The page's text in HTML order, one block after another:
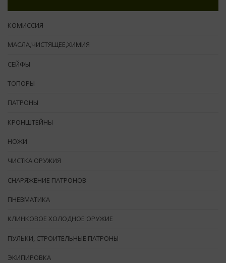
КОМИССИЯ
МАСЛА,ЧИСТЯЩЕЕ,ХИМИЯ
СЕЙФЫ
ТОПОРЫ
ПАТРОНЫ
КРОНШТЕЙНЫ
НОЖИ
ЧИСТКА ОРУЖИЯ
СНАРЯЖЕНИЕ ПАТРОНОВ
ПНЕВМАТИКА
КЛИНКОВОЕ ХОЛОДНОЕ ОРУЖИЕ
ПУЛЬКИ, СТРОИТЕЛЬНЫЕ ПАТРОНЫ
ЭКИПИРОВКА